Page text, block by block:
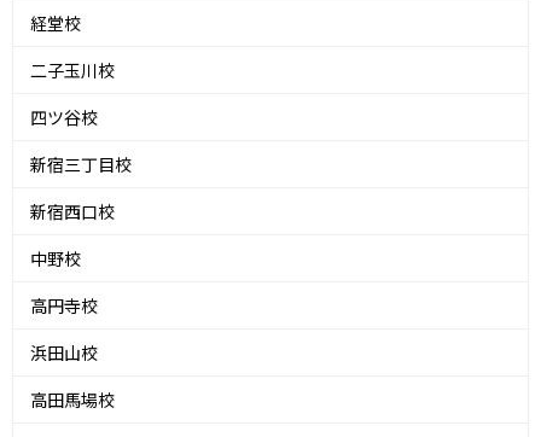
経堂校
二子玉川校
四ツ谷校
新宿三丁目校
新宿西口校
中野校
高円寺校
浜田山校
高田馬場校